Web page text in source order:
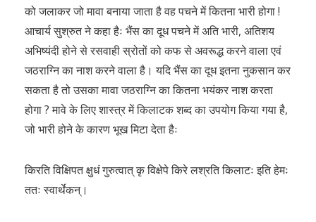
को जलाकर जो मावा बनाया जाता है वह पचने में कितना भारी होगा !
आचार्य सुश्रुत ने कहा हैः भैंस का दूध पचने में अति भारी, अतिशय
अभिष्यंदी होने से रसवाही स्रोतों को कफ से अवरूद्ध करने वाला एवं
जठराग्नि का नाश करने वाला है। यदि भैंस का दूध इतना नुकसान कर
सकता है तो उसका मावा जठराग्नि का कितना भयंकर नाश करता
होगा ? मावे के लिए शास्त्र में किलाटक शब्द का उपयोग किया गया है,
जो भारी होने के कारण भूख मिटा देता हैः
किरति विक्षिपत क्षुधं गुरुत्वात् कृ विक्षेपे किरे लश्रति किलाटः इति हेमः
ततः स्वार्थेकन्।